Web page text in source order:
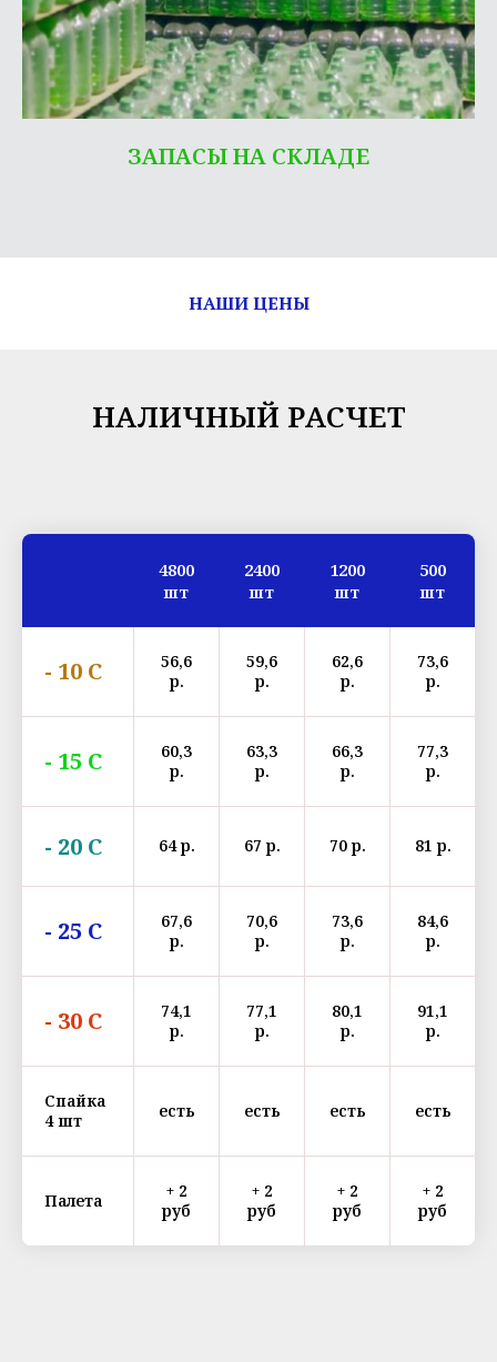
ЗАПАСЫ НА СКЛАДЕ
НАШИ ЦЕНЫ
НАЛИЧНЫЙ РАСЧЕТ
4800
шт
2400
шт
1200
шт
500
шт
- 10 С
56,6
р.
59,6
р.
62,6
р.
73,6
р.
- 15 С
60,3
р.
63,3
р.
66,3
р.
77,3
р.
- 20 С 64 р. 67 р. 70 р. 81 р.
- 25 С
67,6
р.
70,6
р.
73,6
р.
84,6
р.
- 30 С
74,1
р.
77,1
р.
80,1
р.
91,1
р.
Спайка
4 шт
есть есть есть есть
Палета
+ 2
руб
+ 2
руб
+ 2
руб
+ 2
руб